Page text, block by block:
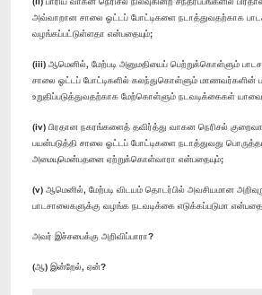
அவ்வாறான சாலை ஓட்டப் போட்டிகளை நடாத்துவதற்காக
வழங்கப்பட்டுள்ளதா என்பதையும்;
(iii) ஆமெனில், மேற்படி அனுமதியைப் பெற்றுக்கொள்ளும்
சாலை ஓட்டப் போட்டிகளில் கலந்துகொள்ளும் மாணவர்களின்
உறுதிப்படுத்துவதற்காக மேற்கொள்ளும் நடவடிக்கைகள்
(iv) பிரதான நகரங்களைத் தவிர்த்து வாகன நெரிசல்
பயன்படுத்தி சாலை ஓட்டப் போட்டிகளை நடாத்துவது
அமையுமென்பதனை ஏற்றுக்கொள்வாரா என்பதையும்;
(v) ஆமெனில், மேற்படி விடயம் தொடர்பில் அவசியமான
பாடசாலைகளுக்கு வழங்க நடவடிக்கை எடுக்கப்படுமா
அவர் இச்சபைக்கு அறிவிப்பாரா?
(ஆ) இன்றேல், ஏன்?